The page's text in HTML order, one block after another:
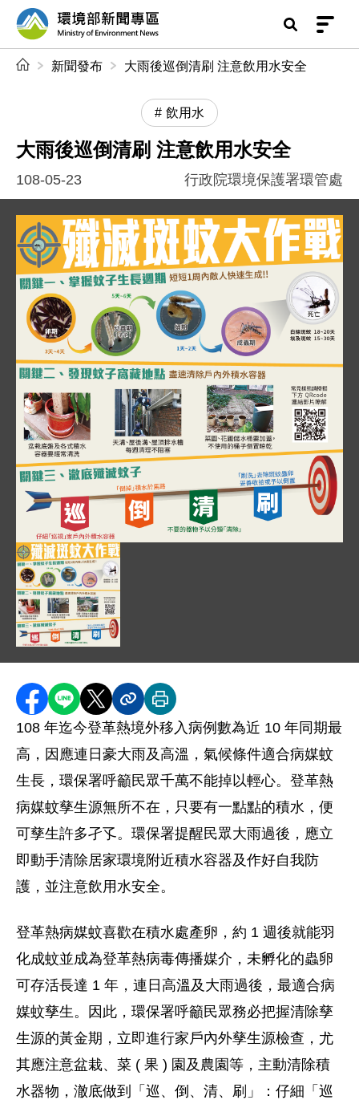
前往中央內容區塊
環境部新聞專區
新聞發布 大雨後巡倒清刷 注意飲用水安全
飲用水
大雨後巡倒清刷 注意飲用水安全
108-05-23 行政院環境保護署環管處
圖片說明：1080523 照片 - 殲滅斑蚊大作戰 .
"本圖為防治登革熱的衛教宣導資訊圖，分為三個關鍵
第一部分說明蚊子生長週期，包含卵期（3-4 天）、
第二部分列舉蚊子孳生源，包含盆栽底盤、天溝與屋
第三部分以箭靶圖示強調「巡、倒、清、刷」四步驟
分享至 Facebook
分享到 LINE
分享到 X分享內容連結
列印本頁
108 年迄今登革熱境外移入病例數為近 10 年同期最
高，因應連日豪大雨及高溫，氣候條件適合病媒蚊
生長，環保署呼籲民眾千萬不能掉以輕心。登革熱
病媒蚊孳生源無所不在，只要有一點點的積水，便
可孳生許多孑孓。環保署提醒民眾大雨過後，應立
即動手清除居家環境附近積水容器及作好自我防
護，並注意飲用水安全。
登革熱病媒蚊喜歡在積水處產卵，約 1 週後就能羽
化成蚊並成為登革熱病毒傳播媒介，未孵化的蟲卵
可存活長達 1 年，連日高溫及大雨過後，最適合病
媒蚊孳生。因此，環保署呼籲民眾務必把握清除孳
生源的黃金期，立即進行家戶內外孳生源檢查，尤
其應注意盆栽、菜 ( 果 ) 園及農園等，主動清除積
水器物，澈底做到「巡、倒、清、刷」：仔細「巡